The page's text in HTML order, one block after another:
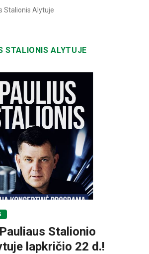
Stalionis Alytuje
STALIONIS ALYTUJE
Stalionio
lapkričio 22 d.!